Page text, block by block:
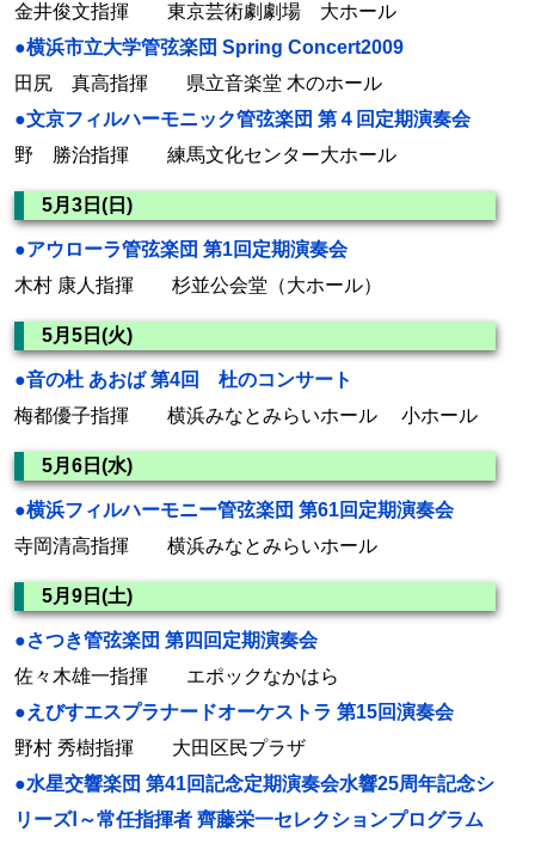
金井俊文指揮 東京芸術劇劇場 大ホール
●横浜市立大学管弦楽団 Spring Concert2009
田尻 真高指揮 県立音楽堂 木のホール
●文京フィルハーモニック管弦楽団 第４回定期演奏会
野 勝治指揮 練馬文化センター大ホール
5月3日(日)
●アウローラ管弦楽団 第1回定期演奏会
木村 康人指揮 杉並公会堂（大ホール）
5月5日(火)
●音の杜 あおば 第4回 杜のコンサート
梅都優子指揮 横浜みなとみらいホール 小ホール
5月6日(水)
●横浜フィルハーモニー管弦楽団 第61回定期演奏会
寺岡清高指揮 横浜みなとみらいホール
5月9日(土)
●さつき管弦楽団 第四回定期演奏会
佐々木雄一指揮 エポックなかはら
●えびすエスプラナードオーケストラ 第15回演奏会
野村 秀樹指揮 大田区民プラザ
●水星交響楽団 第41回記念定期演奏会水響25周年記念シ
リーズⅠ～常任指揮者 齊藤栄一セレクションプログラム